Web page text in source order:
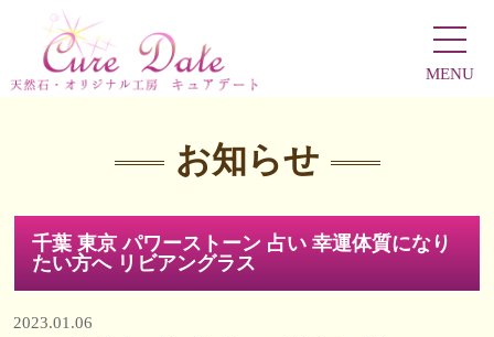
MENU
お知らせ
千葉 東京 パワーストーン 占い 幸運体質になり
たい方へ リビアングラス
2023.01.06